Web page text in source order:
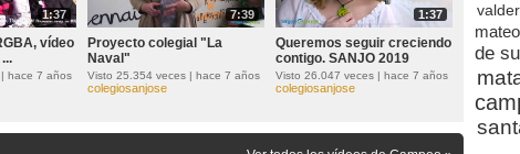
1:37
vídeo
hace 7 años
7:39
Proyecto colegial "La
Naval"
Visto 25.354 veces | hace 7 años
colegiosanjose
1:37
Queremos seguir creciendo
contigo. SANJO 2019
Visto 26.047 veces | hace 7 años
colegiosanjose
mateo
de